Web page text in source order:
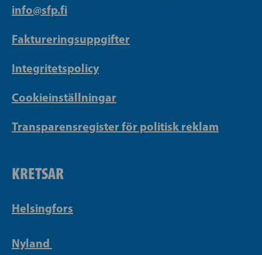
info@sfp.fi
Faktureringsuppgifter
Integritetspolicy
Cookieinställningar
Transparensregister för politisk reklam
KRETSAR
Helsingfors
Nyland